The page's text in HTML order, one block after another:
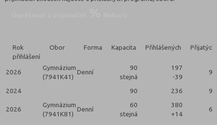
Rok
přihlášení
Obor Forma Kapacita Přihlášených Přijatých
2026
Gymnázium
(7941K41)
Denní
90
stejná
197
-39
90
2024 90 236 90
2026
Gymnázium
(7941K81)
Denní
60
stejná
380
+14
60